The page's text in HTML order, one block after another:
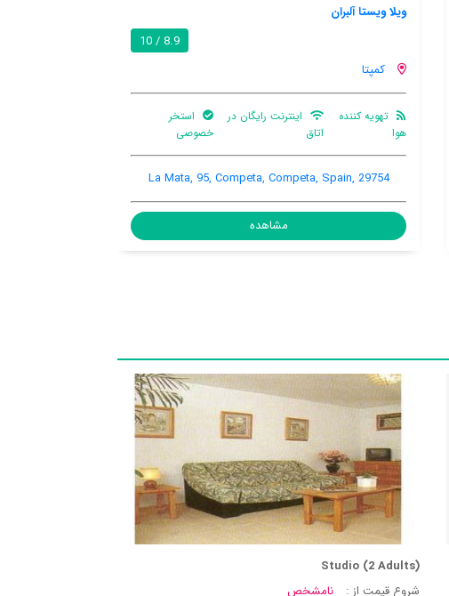
La
بالکن
Pago portichuelo s/n, Competa Town Center,
Competa, Spain, 29754
Studio (2 Adults)
شروع قیمت از :
نامشخص